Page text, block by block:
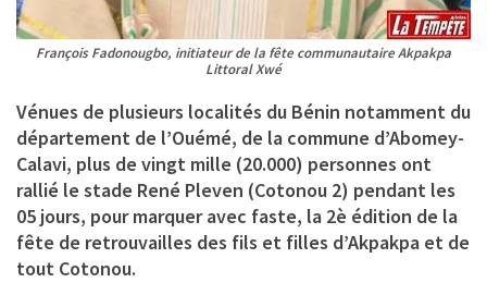
François Fadonougbo, initiateur de la fête communautaire Akpakpa
Littoral Xwé
Vénues de plusieurs localités du Bénin notamment du
département de l’Ouémé, de la commune d’Abomey-
Calavi, plus de vingt mille (20.000) personnes ont
rallié le stade René Pleven (Cotonou 2) pendant les
05 jours, pour marquer avec faste, la 2è édition de la
fête de retrouvailles des fils et filles d’Akpakpa et de
tout Cotonou.